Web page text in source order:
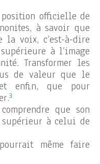
officielle de
à savoir que
voix, c’est-à-dire
à l’image
Transformer les
de valeur que le
enfin, que pour
3
que son
à celui de
même faire